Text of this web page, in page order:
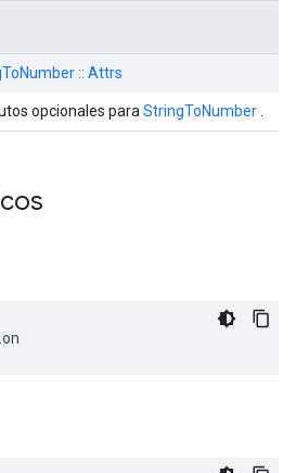
:: Attrs
opcionales para StringToNumber